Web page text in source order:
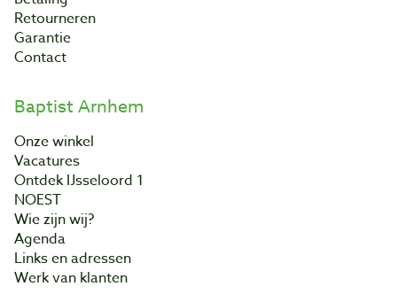
Retourneren
Garantie
Contact
Baptist Arnhem
Onze winkel
Vacatures
Ontdek IJsseloord 1
NOEST
Wie zijn wij?
Agenda
Links en adressen
Werk van klanten